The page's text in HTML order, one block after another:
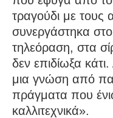
τραγούδι με
συνεργάστηκα
τηλεόραση, στα
δεν επιδίωξα
μια γνώση από
πράγματα που
καλλιτεχνικά».